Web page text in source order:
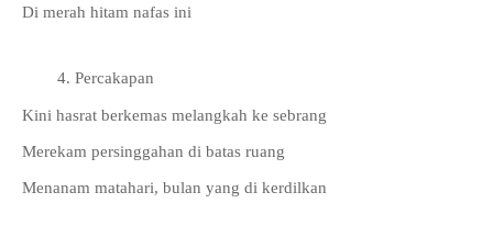
Di merah hitam nafas ini
Percakapan
Kini hasrat berkemas melangkah ke sebrang
Merekam persinggahan di batas ruang
Menanam matahari, bulan yang di kerdilkan